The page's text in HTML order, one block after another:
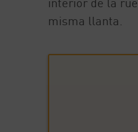
misma llanta.